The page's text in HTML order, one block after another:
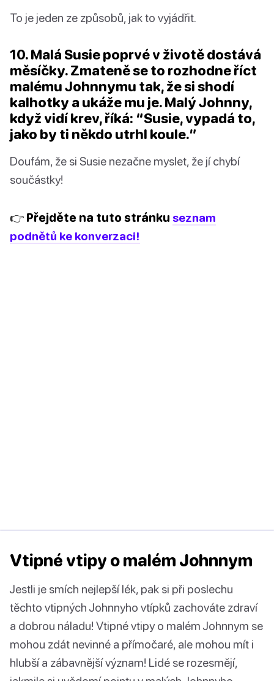
To je jeden ze způsobů, jak to vyjádřit.
10. Malá Susie poprvé v životě dostává
měsíčky. Zmateně se to rozhodne říct
malému Johnnymu tak, že si shodí
kalhotky a ukáže mu je. Malý Johnny,
když vidí krev, říká: “Susie, vypadá to,
jako by ti někdo utrhl koule.”
Doufám, že si Susie nezačne myslet, že jí chybí
součástky!
👉 Přejděte na tuto stránku seznam
podnětů ke konverzaci!
Vtipné vtipy o malém Johnnym
Jestli je smích nejlepší lék, pak si při poslechu
těchto vtipných Johnnyho vtípků zachováte zdraví
a dobrou náladu! Vtipné vtipy o malém Johnnym se
mohou zdát nevinné a přímočaré, ale mohou mít i
hlubší a zábavnější význam! Lidé se rozesmějí,